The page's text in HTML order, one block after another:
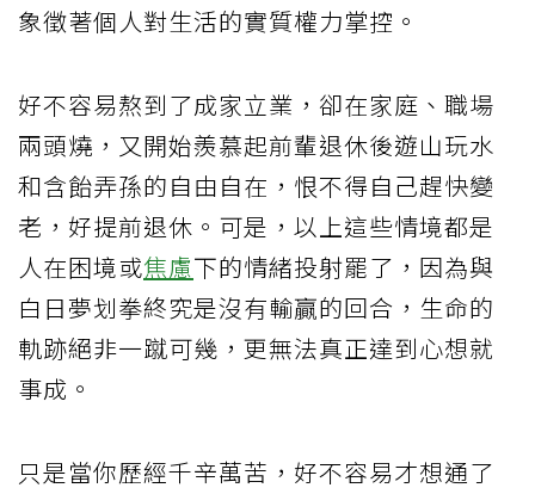
象徵著個人對生活的實質權力掌控。
好不容易熬到了成家立業，卻在家庭、職場
兩頭燒，又開始羨慕起前輩退休後遊山玩水
和含飴弄孫的自由自在，恨不得自己趕快變
老，好提前退休。可是，以上這些情境都是
人在困境或焦慮下的情緒投射罷了，因為與
白日夢划拳終究是沒有輸贏的回合，生命的
軌跡絕非一蹴可幾，更無法真正達到心想就
事成。
只是當你歷經千辛萬苦，好不容易才想通了